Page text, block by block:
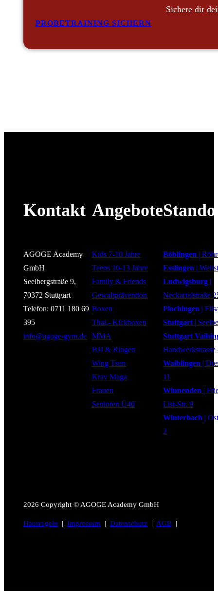
Sichere dir
PROBETRAINING SICHERN
Kontakt
AGOGE Academy
GmbH
Seelbergstraße 9,
70372 Stuttgart
Telefon: 0711 180 69
395
info@agoge-gym.de
Angebote
Kids 7-10 Jahre
Teens 10-13 Jahre
Family & Friends
Gewaltprävention
Boxen
Thai,- Kickboxen
MMA
BJJ & Ringen
Wing Tsun
Krav Maga
Frauen
Senioren Ü40
Böblingen |
Esslingen |
Ludwigsburg |
Neckartalstraße
Plochingen |
Stuttgart |
Stuttgart
Handwerkstrasse
Waiblingen |
11
Winnenden |
List-Str. 9
Winterbach |
2
2026 Copyright © AGOGE Academy GmbH
Hausregeln | Impressum | Datenschutz | AGB |